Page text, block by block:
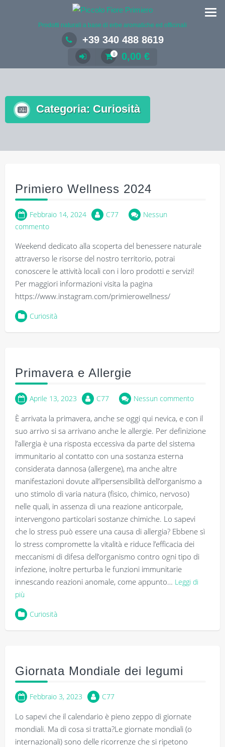
Prodotti naturali a base di erbe aromatiche ed officinali
+39 340 488 8619
0 0,00 €
Categoria: Curiosità
Primiero Wellness 2024
Febbraio 14, 2024 C77
Nessun
commento
Weekend dedicato alla scoperta del benessere naturale
attraverso le risorse del nostro territorio, potrai
conoscere le attività locali con i loro prodotti e servizi!
Per maggiori informazioni visita la pagina
https://www.instagram.com/primierowellness/
Curiosità
Primavera e Allergie
Aprile 13, 2023 C77 Nessun commento
È arrivata la primavera, anche se oggi qui nevica, e con il
suo arrivo si sa arrivano anche le allergie. Per definizione
l’allergia è una risposta eccessiva da parte del sistema
immunitario al contatto con una sostanza esterna
considerata dannosa (allergene), ma anche altre
manifestazioni dovute all’ipersensibilità dell’organismo a
uno stimolo di varia natura (fisico, chimico, nervoso)
nelle quali, in assenza di una reazione anticorpale,
intervengono particolari sostanze chimiche. Lo sapevi
che lo stress può essere una causa di allergia? Ebbene sì
lo stress compromette la vitalità e riduce l’efficacia dei
meccanismi di difesa dell’organismo contro ogni tipo di
infezione, inoltre perturba le funzioni immunitarie
innescando reazioni anomale, come appunto… Leggi di
più
Curiosità
Giornata Mondiale dei legumi
Febbraio 3, 2023 C77
Lo sapevi che il calendario è pieno zeppo di giornate
mondiali. Ma di cosa si tratta?Le giornate mondiali (o
internazionali) sono delle ricorrenze che si ripetono